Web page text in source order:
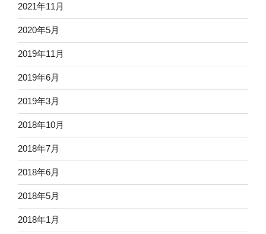
2021年11月
2020年5月
2019年11月
2019年6月
2019年3月
2018年10月
2018年7月
2018年6月
2018年5月
2018年1月